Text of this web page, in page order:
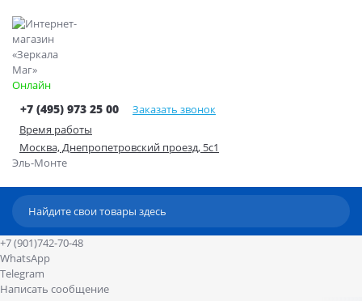
Онлайн
+7 (495) 973 25 00
Заказать звонок
Время работы
Москва, Днепропетровский проезд, 5с1
Эль-Монте
+7 (901)742-70-48
WhatsApp
Telegram
Написать сообщение